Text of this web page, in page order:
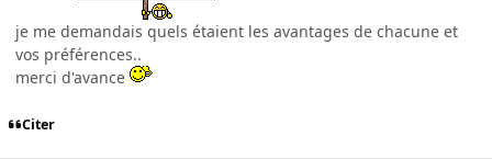
je me demandais quels étaient les avantages de chacune et
vos préférences..
merci d'avance
Citer